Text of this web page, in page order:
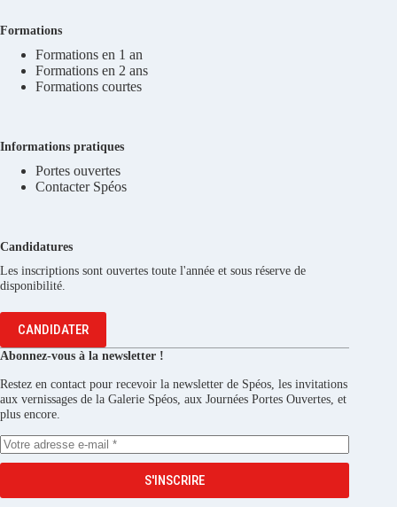
Formations
Formations en 1 an
Formations en 2 ans
Formations courtes
Informations pratiques
Portes ouvertes
Contacter Spéos
Candidatures
Les inscriptions sont ouvertes toute l'année et sous réserve de
disponibilité.
CANDIDATER
Abonnez-vous à la newsletter !
Restez en contact pour recevoir la newsletter de Spéos, les invitations
aux vernissages de la Galerie Spéos, aux Journées Portes Ouvertes, et
plus encore.
S'INSCRIRE